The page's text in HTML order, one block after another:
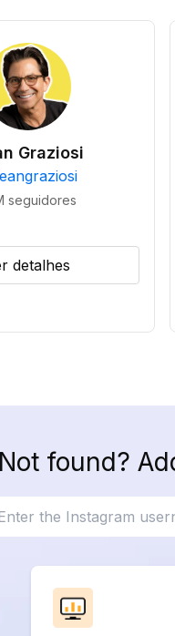
Graziosi
seguidores
detalhes
Not found?